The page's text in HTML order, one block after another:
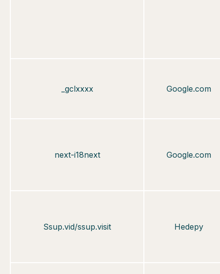
_gclxxxx Google.com
next-i18next Google.com
Ssup.vid/ssup.visit Hedepy